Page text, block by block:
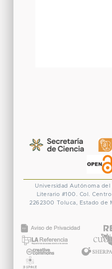
Universidad Autónoma del
Literario #100. Col. Centro
2262300 Toluca, Estado de